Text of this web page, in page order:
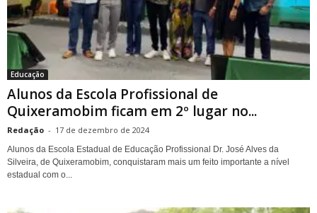
Educação
Alunos da Escola Profissional de
Quixeramobim ficam em 2º lugar no...
Redação - 17 de dezembro de 2024
Alunos da Escola Estadual de Educação Profissional Dr. José Alves da
Silveira, de Quixeramobim, conquistaram mais um feito importante a nível
estadual com o...